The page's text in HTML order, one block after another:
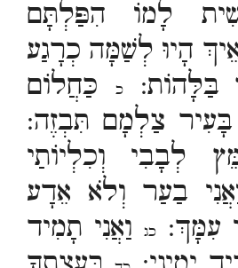
לָמוֹ הִפַּלְתָּם
הָיוּ לְשַׁמָּה כְרָגַע
בַּלָּהוֹת:כ
כַּחֲלוֹם
בָּעִיר צַלְמָם תִּבְזֶה:
לְבָבִי וְכִלְיוֹתַי
בַעַר וְלֹא אֵדָע
עִמָּךְ:
כג
וַאֲנִי תָמִיד